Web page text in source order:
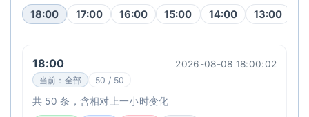
18:00 17:00 16:00 15:00 14:00 13:00
18:00 2026-08-08 18:00:02
当前：全部 50 / 50
共 50 条，含相对上一小时变化